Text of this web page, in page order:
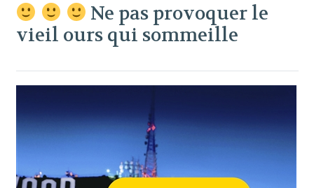
Ne pas provoquer le
vieil ours qui sommeille